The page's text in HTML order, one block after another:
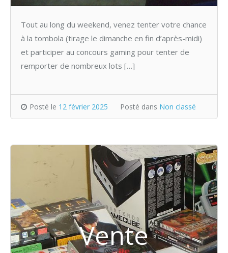
Tout au long du weekend, venez tenter votre chance
à la tombola (tirage le dimanche en fin d’après-midi)
et participer au concours gaming pour tenter de
remporter de nombreux lots […]
Posté le 12 février 2025 Posté dans Non classé
Vente